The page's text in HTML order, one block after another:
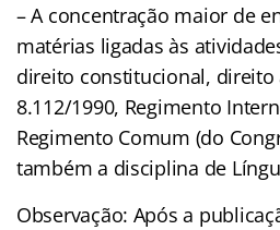
– A concentração maior de
matérias ligadas às
direito constitucional, direito
8.112/1990, Regimento
Regimento Comum (do
também a disciplina de
Observação: Após a